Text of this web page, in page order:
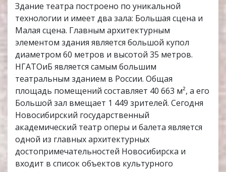
Здание театра построено по уникальной
технологии и имеет два зала: Большая сцена и
Малая сцена. Главным архитектурным
элементом здания является большой купол
диаметром 60 метров и высотой 35 метров.
НГАТОиБ является самым большим
театральным зданием в России. Общая
площадь помещений составляет 40 663 м², а его
Большой зал вмещает 1 449 зрителей. Сегодня
Новосибирский государственный
академический театр оперы и балета является
одной из главных архитектурных
достопримечательностей Новосибирска и
входит в список объектов культурного